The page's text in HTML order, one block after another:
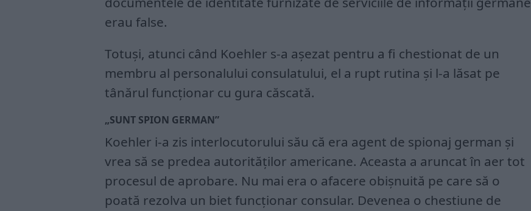
erau false.
Totuși, atunci când Koehler s-a așezat pentru a fi chestionat de un
membru al personalului consulatului, el a rupt rutina și l-a lăsat pe
tânărul funcționar cu gura căscată.
„SUNT SPION GERMAN”
Koehler i-a zis interlocutorului său că era agent de spionaj german și
vrea să se predea autorităților americane. Aceasta a aruncat în aer tot
procesul de aprobare. Nu mai era o afacere obișnuită pe care să o
poată rezolva un biet funcționar consular. Devenea o chestiune de